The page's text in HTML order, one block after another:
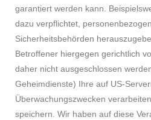
garantiert werden kann.
dazu verpflichtet,
Sicherheitsbehörden
Betroffener hiergegen gerichtlich
daher nicht ausgeschlossen
Geheimdienste) Ihre auf US-
Überwachungszwecken
speichern. Wir haben auf diese